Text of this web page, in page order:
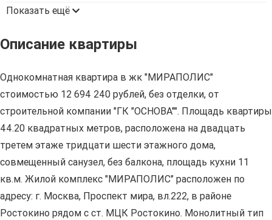
Показать ещё
Описание квартиры
Однокомнатная квартира в жк "МИРАПОЛИС"
стоимостью 12 694 240 рублей, без отделки, от
строительной компании "ГК "ОСНОВА"". Площадь квартиры
44.20 квадратных метров, расположена на двадцать
третем этаже тридцати шести этажного дома,
совмещенный санузел, без балкона, площадь кухни 11
кв.м. Жилой комплекс "МИРАПОЛИС" расположен по
адресу: г. Москва, Проспект мира, вл.222, в районе
Ростокино рядом с ст. МЦК Ростокино. Монолитный тип